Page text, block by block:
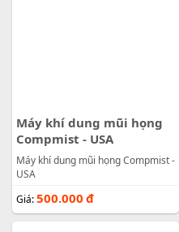
Máy khí dung mũi họng
Compmist - USA
Máy khí dung mũi họng Compmist -
USA
Giá:500.000 đ